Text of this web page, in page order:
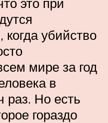
убийство
мире за год
в
раз. Но есть
гораздо